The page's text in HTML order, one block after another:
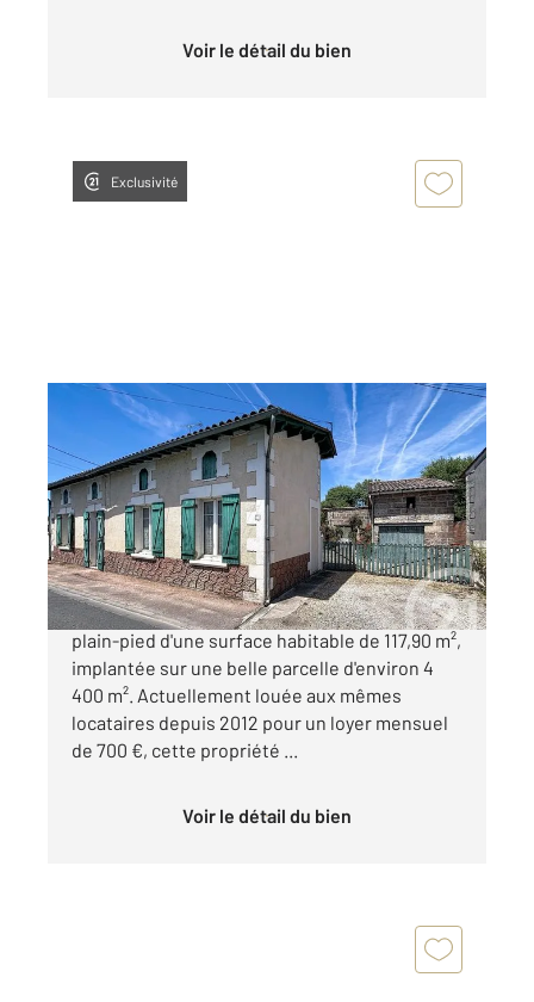
Voir le détail du bien
Exclusivité
MONTPON MENESTEROL 24
, 3 pièces
Ref : 10763
Maison à vendre
123 500 €
En exclusivité, découvrez cette maison de
plain-pied d'une surface habitable de 117,90 m²,
implantée sur une belle parcelle d'environ 4
400 m². Actuellement louée aux mêmes
locataires depuis 2012 pour un loyer mensuel
de 700 €, cette propriété ...
Voir le détail du bien